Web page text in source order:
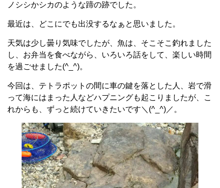
ノシシかシカのような蹄の跡でした。
最近は、どこにでも出没するなぁと思いました。
天気は少し曇り気味でしたが、魚は、そこそこ釣れました
し、お弁当を食べながら、いろいろ話をして、楽しい時間
を過ごせました(^_^)。
今回は、テトラポットの間に車の鍵を落とした人、岩で滑
って海にはまった人などハプニングも起こりましたが、こ
れからも、ずっと続けていきたいです＼(^_^)／。